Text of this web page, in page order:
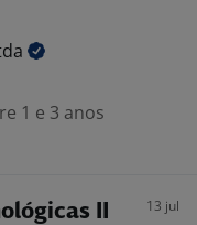
1 e 3 anos
II 13 jul